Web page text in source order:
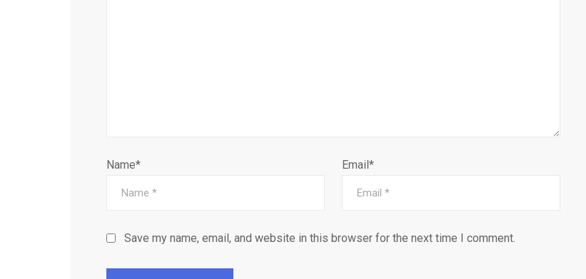
Name* Email*
Save my name, email, and website in this browser for the next time I comment.